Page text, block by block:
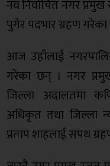
नव निर्वाचित नगर
पुगेर पदभार ग्रहण
आज उहाँलाई
गरेका छन् । नगर
जिल्ला अदालतमा
अधिकृत तथा जिल्ला
प्रताप शाहलाई सपथ